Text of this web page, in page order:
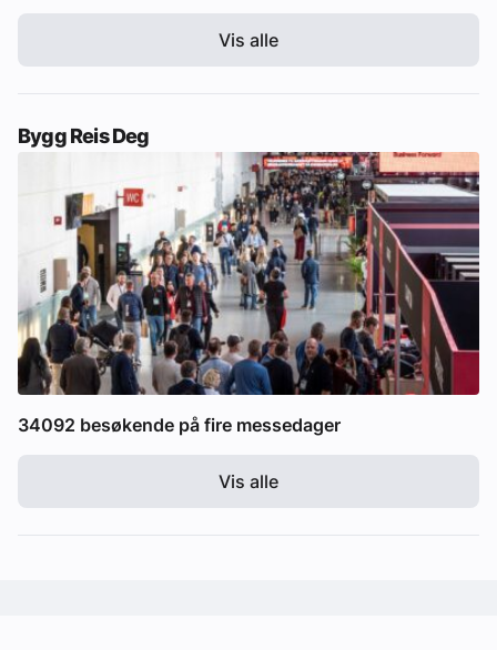
Vis alle
Bygg Reis Deg
34092 besøkende på fire messedager
Vis alle